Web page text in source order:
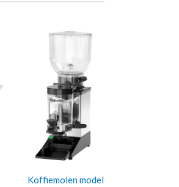
Koffiemolen model